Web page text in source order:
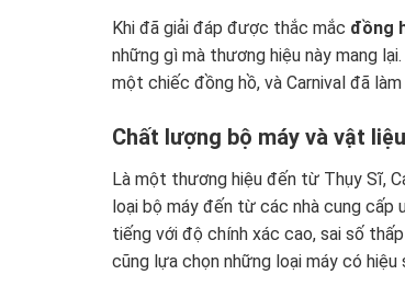
Khi đã giải đáp được thắc mắc đồng
những gì mà thương hiệu này mang
một chiếc đồng hồ, và Carnival đã
Chất lượng bộ máy và vật liệu
Là một thương hiệu đến từ Thụy Sĩ,
loại bộ máy đến từ các nhà cung cấp
tiếng với độ chính xác cao, sai số
cũng lựa chọn những loại máy có